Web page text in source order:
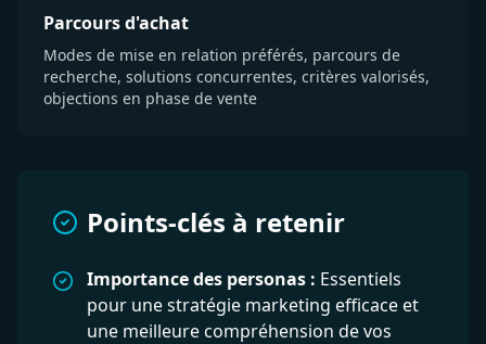
Parcours d'achat
Modes de mise en relation préférés, parcours de
recherche, solutions concurrentes, critères valorisés,
objections en phase de vente
Points-clés à retenir
Importance des personas : Essentiels
pour une stratégie marketing efficace et
une meilleure compréhension de vos